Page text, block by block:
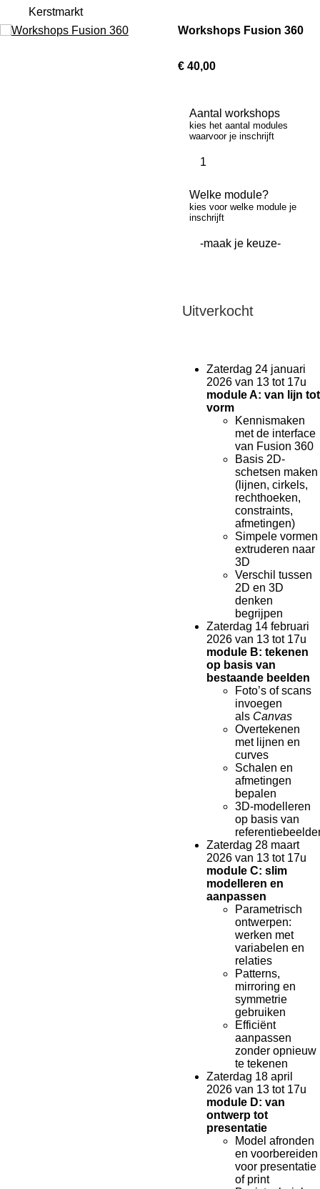
Kerstmarkt
Workshops Fusion 360
€ 40,00
Aantal workshops
kies het aantal modules
waarvoor je inschrijft
Welke module?
kies voor welke module je
inschrijft
Uitverkocht
Zaterdag 24 januari
2026 van 13 tot 17u
module A: van lijn tot
vorm
Kennismaken
met de interface
van Fusion 360
Basis 2D-
schetsen maken
(lijnen, cirkels,
rechthoeken,
constraints,
afmetingen)
Simpele vormen
extruderen naar
3D
Verschil tussen
2D en 3D
denken
begrijpen
Zaterdag 14 februari
2026 van 13 tot 17u
module B: tekenen
op basis van
bestaande beelden
Foto’s of scans
invoegen
als Canvas
Overtekenen
met lijnen en
curves
Schalen en
afmetingen
bepalen
3D-modelleren
op basis van
Zaterdag 28 maart
2026 van 13 tot 17u
module C: slim
modelleren en
aanpassen
Parametrisch
ontwerpen:
werken met
variabelen en
relaties
Patterns,
mirroring en
symmetrie
gebruiken
Efficiënt
aanpassen
zonder opnieuw
te tekenen
Zaterdag 18 april
2026 van 13 tot 17u
module D: van
ontwerp tot
presentatie
Model afronden
en voorbereiden
voor presentatie
of print